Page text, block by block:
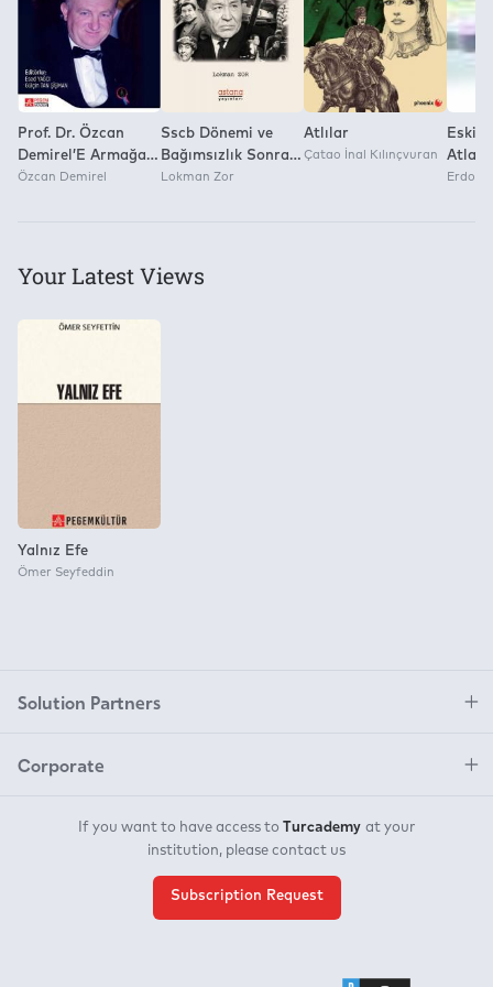
Prof. Dr. Özcan
Demirel’E Armağan
Atatürk’Ün İzinde
Özcan Demirel
Sscb Dönemi ve
Bağımsızlık Sonrası
Kazakistan
Lokman Zor
Atlılar
Çatao İnal Kılınçvuran
Atlası
Your Latest Views
Yalnız Efe
Ömer Seyfeddin
Solution Partners
Corporate
If you want to have access to Turcademy at your
institution, please contact us
Subscription Request